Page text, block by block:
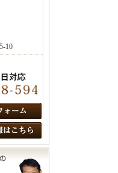
10